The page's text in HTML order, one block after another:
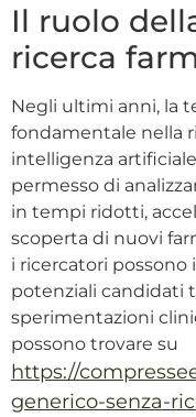
Il ruolo
ricerca
Negli ultimi anni, la
fondamentale nella
intelligenza
permesso di
in tempi ridotti,
scoperta di nuovi
i ricercatori
potenziali candidati
sperimentazioni
possono trovare su
https://
generico-senza-